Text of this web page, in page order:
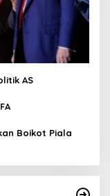
AS
Boikot Piala